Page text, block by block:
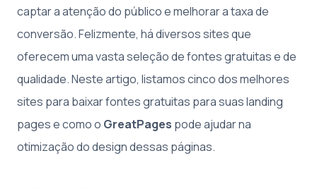
captar a atenção do público e melhorar a taxa de
conversão. Felizmente, há diversos sites que
oferecem uma vasta seleção de fontes gratuitas e de
qualidade. Neste artigo, listamos cinco dos melhores
sites para baixar fontes gratuitas para suas landing
pages e como o GreatPages pode ajudar na
otimização do design dessas páginas.